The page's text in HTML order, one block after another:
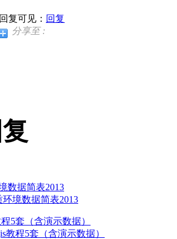
复可见： 回复
分享至 :
境数据简表2013
教程5套（含演示数据）